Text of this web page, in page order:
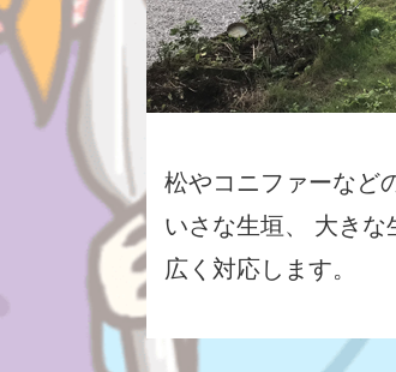
松やコニファーなど
いさな生垣、 大きな
広く対応します。